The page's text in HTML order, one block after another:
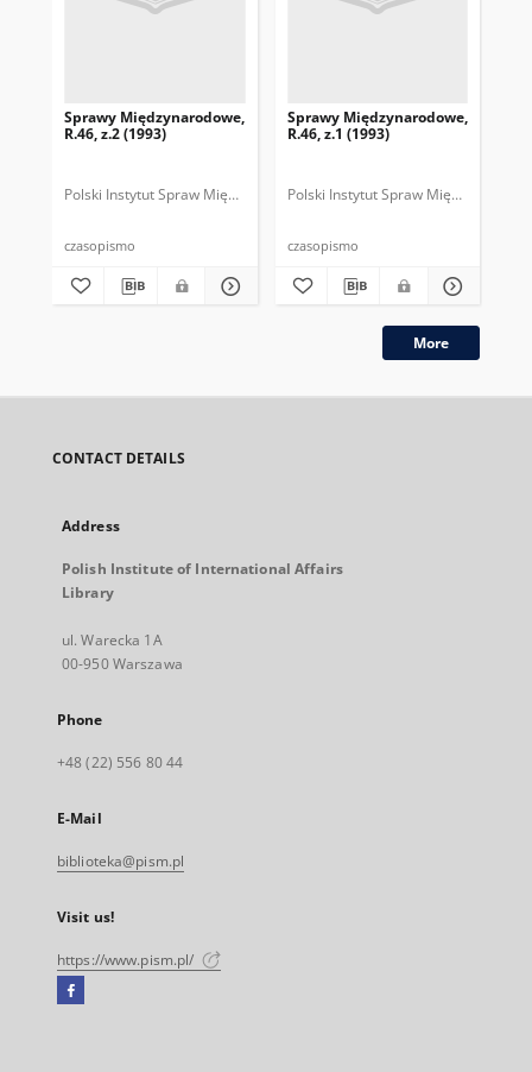
Sprawy Międzynarodowe,
R.46, z.2 (1993)
Polski Instytut Spraw Międzynarodowych. Polska Fundacja Spraw
czasopismo
Sprawy Międzynarodowe,
R.46, z.1 (1993)
Polski Instytut Spraw
czasopismo
More
CONTACT DETAILS
Address
Polish Institute of International Affairs
Library
ul. Warecka 1A
00-950 Warszawa
Phone
+48 (22) 556 80 44
E-Mail
biblioteka@pism.pl
Visit us!
https://www.pism.pl/
Facebook